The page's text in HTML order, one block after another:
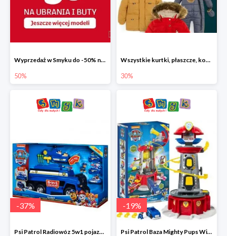
Wyprzedaż w Smyku do -50% na ubrania i buty
50%
Wszystkie kurtki, płaszcze, kombinezony i spodnie narciarskie -30%
30%
-37%
Psi Patrol Radiowóz 5w1 pojazd ratunkowy z figurką Chase'a -37%
-19%
Psi Patrol Baza Mighty Pups Wieża obserwacyjna+pojazd z figurką -19%